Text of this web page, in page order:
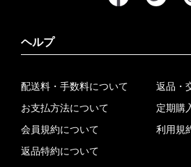
ヘルプ
配送料・手数料について
お支払方法について
会員規約について
返品特約について
返品・
定期購
利用規